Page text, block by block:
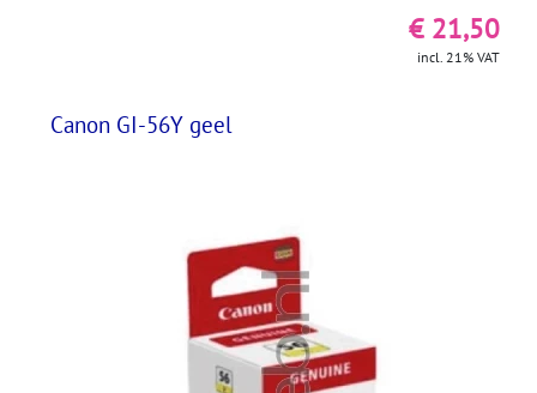
€ 21,50
incl. 21% VAT
Canon GI-56Y geel